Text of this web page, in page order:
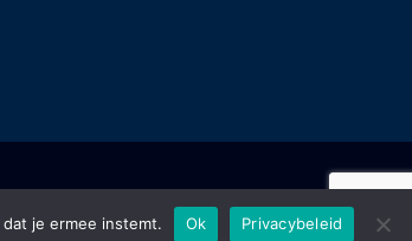
je ermee instemt. Ok Privacybeleid